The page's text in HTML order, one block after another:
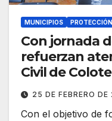
MUNICIPIOS
Con jornada
refuerzan
Civil de
25 DE FEBRERO
Con el objetivo de